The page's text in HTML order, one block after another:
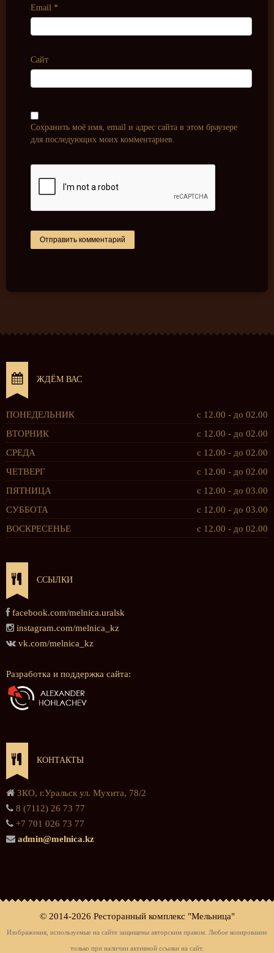
Email *
Сайт
Сохранить моё имя, email и адрес сайта в этом браузере
для последующих моих комментариев.
ЖДЁМ ВАС
ПОНЕДЕЛЬНИК
с 12.00 - до 02.00
ВТОРНИК
с 12.00 - до 02.00
СРЕДА
с 12.00 - до 02.00
ЧЕТВЕРГ
с 12.00 - до 02.00
ПЯТНИЦА
с 12.00 - до 03.00
СУББОТА
с 12.00 - до 03.00
ВОСКРЕСЕНЬЕ
с 12.00 - до 02.00
ССЫЛКИ
facebook.com/melnica.uralsk
instagram.com/melnica_kz
vk.com/melnica_kz
Разработка и поддержка сайта:
КОНТАКТЫ
ЗКО, г.Уральск ул. Мухита, 78/2
8 (7112) 26 73 77
+7 701 026 73 77
admin@melnica.kz
© 2014-2026 Ресторанный комплекс "Мельница"
Изображения, используемые на сайте защищены авторским правом. Любое копирование
только при наличии активной ссылки на сайт.